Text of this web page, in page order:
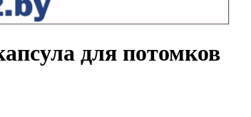
для потомков